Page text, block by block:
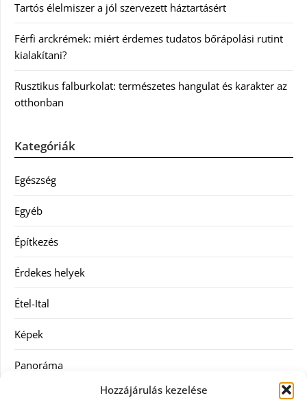
Hozzájárulás kezelése
Tartós élelmiszer a jól szervezett háztartásért
Férfi arckrémek: miért érdemes tudatos bőrápolási rutint
kialakítani?
Rusztikus falburkolat: természetes hangulat és karakter az
otthonban
Kategóriák
Egészség
Egyéb
Építkezés
Érdekes helyek
Étel-Ital
Képek
Panoráma